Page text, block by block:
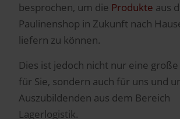
besprochen, um die Produkte aus
Paulinenshop in Zukunft nach
liefern zu können.
Dies ist jedoch nicht nur eine
für Sie, sondern auch für uns und
Auszubildenden aus dem Bereich
Lagerlogistik.